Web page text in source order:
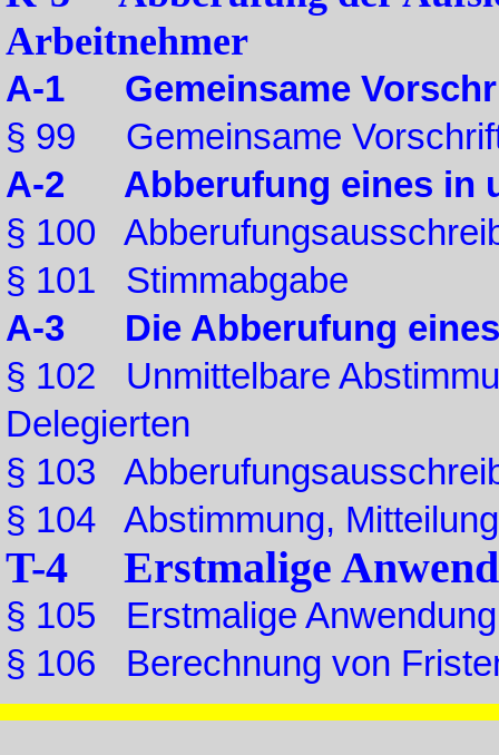
Arbeitnehmer
A-1 Gemeinsame
§ 99 Gemeinsame
A-2 Abberufung eines in
§ 100
§ 101 Stimmabgabe
A-3 Die Abberufung eines
§ 102 Unmittelbare
Delegierten
§ 103
§ 104 Abstimmung,
T-4 Erstmalige
§ 105 Erstmalige
§ 106 Berechnung von